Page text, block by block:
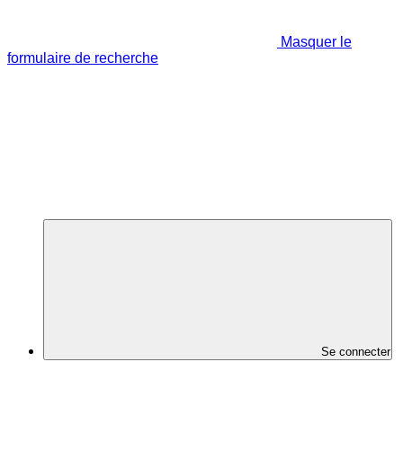
Masquer le
formulaire de recherche
Se connecter